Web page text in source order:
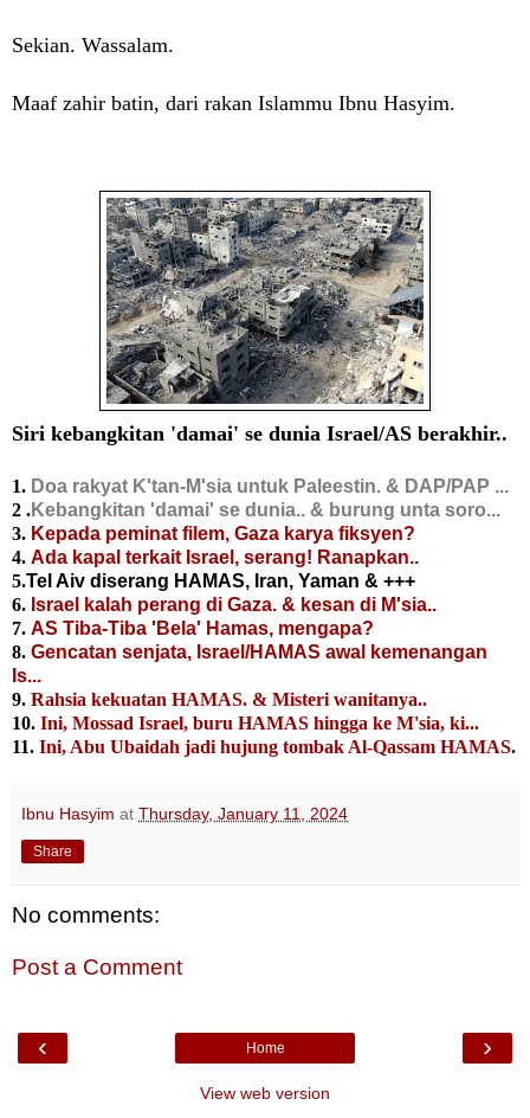
Sekian. Wassalam.
Maaf zahir batin, dari rakan Islammu Ibnu Hasyim.
Siri kebangkitan 'damai' se dunia Israel/AS berakhir..
1. Doa rakyat K'tan-M'sia untuk Paleestin. & DAP/PAP ...
2 .Kebangkitan 'damai' se dunia.. & burung unta soro...
3. Kepada peminat filem, Gaza karya fiksyen?
4. Ada kapal terkait Israel, serang! Ranapkan..
5.Tel Aiv diserang HAMAS, Iran, Yaman & +++
6. Israel kalah perang di Gaza. & kesan di M'sia..
7. AS Tiba-Tiba 'Bela' Hamas, mengapa?
8. Gencatan senjata, Israel/HAMAS awal kemenangan
Is...
9. Rahsia kekuatan HAMAS. & Misteri wanitanya..
10. Ini, Mossad Israel, buru HAMAS hingga ke M'sia, ki...
11. Ini, Abu Ubaidah jadi hujung tombak Al-Qassam HAMAS.
Ibnu Hasyim at Thursday, January 11, 2024
Share
No comments:
Post a Comment
‹ ›
Home
View web version